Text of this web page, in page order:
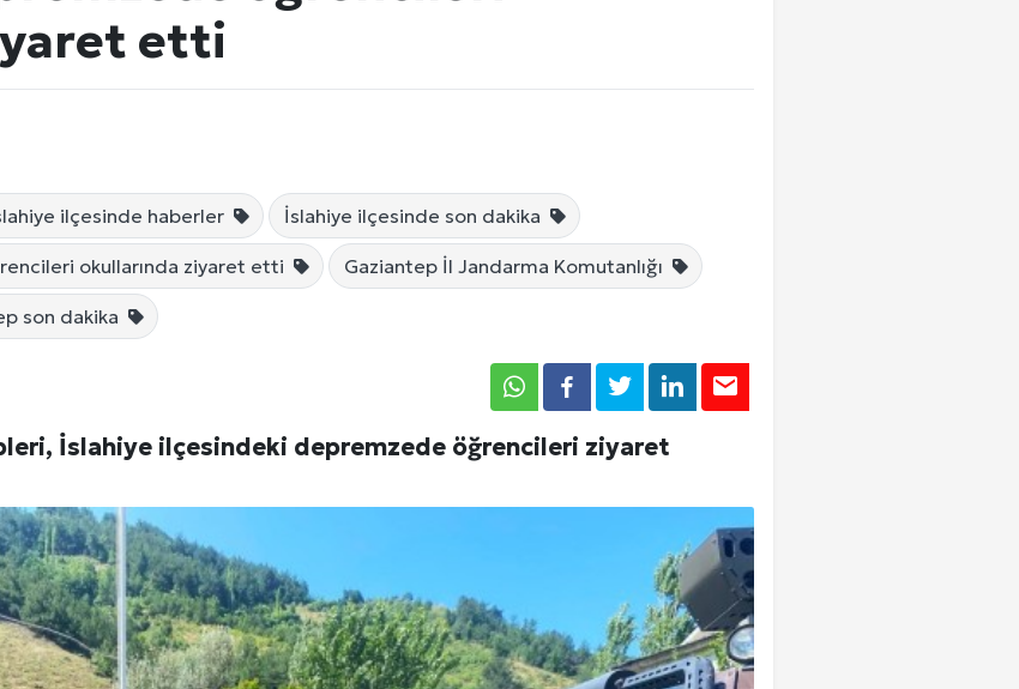
etti
ilçesinde haberler İslahiye ilçesinde son dakika
okullarında ziyaret etti Gaziantep İl Jandarma Komutanlığı
son dakika
İslahiye ilçesindeki depremzede öğrencileri ziyaret
Künye Giriş Yap